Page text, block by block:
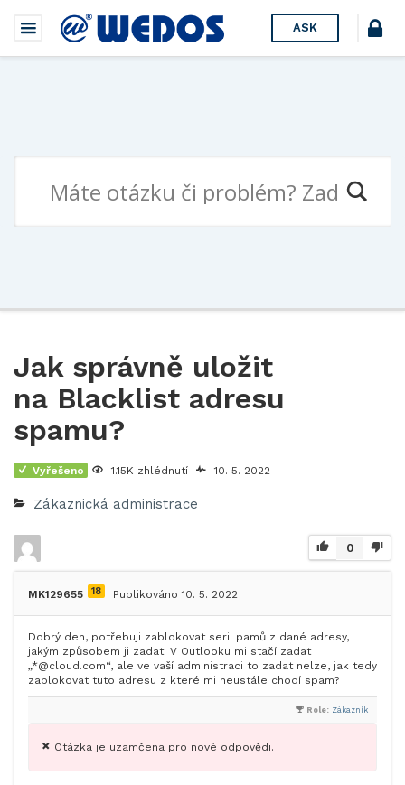
ASK
Jak správně uložit
na Blacklist adresu
spamu?
Vyřešeno 1.15K zhlédnutí 10. 5. 2022
Zákaznická administrace
0
MK129655 18 Publikováno 10. 5. 2022
Dobrý den, potřebuji zablokovat serii pamů z dané adresy,
jakým způsobem ji zadat. V Outlooku mi stačí zadat
„*@cloud.com“, ale ve vaší administraci to zadat nelze, jak tedy
zablokovat tuto adresu z které mi neustále chodí spam?
Role: Zákazník
Otázka je uzamčena pro nové odpovědi.